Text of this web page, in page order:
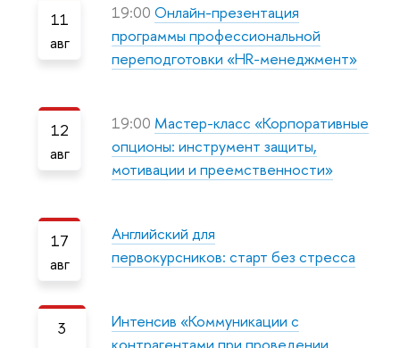
11
авг
19:00 Онлайн-презентация
программы профессиональной
переподготовки «HR-менеджмент»
12
авг
19:00 Мастер-класс «Корпоративные
опционы: инструмент защиты,
мотивации и преемственности»
17
авг
Английский для
первокурсников: старт без стресса
3
Интенсив «Коммуникации с
контрагентами при проведении